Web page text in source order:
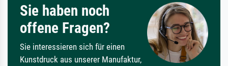
Sie haben noch
offene Fragen?
Sie interessieren sich für einen
Kunstdruck aus unserer Manufaktur,